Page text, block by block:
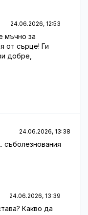
24.06.2026, 12:53
мъчно за
от сърце! Ги
добре,
24.06.2026, 13:38
съболезнования
24.06.2026, 13:39
Какво да